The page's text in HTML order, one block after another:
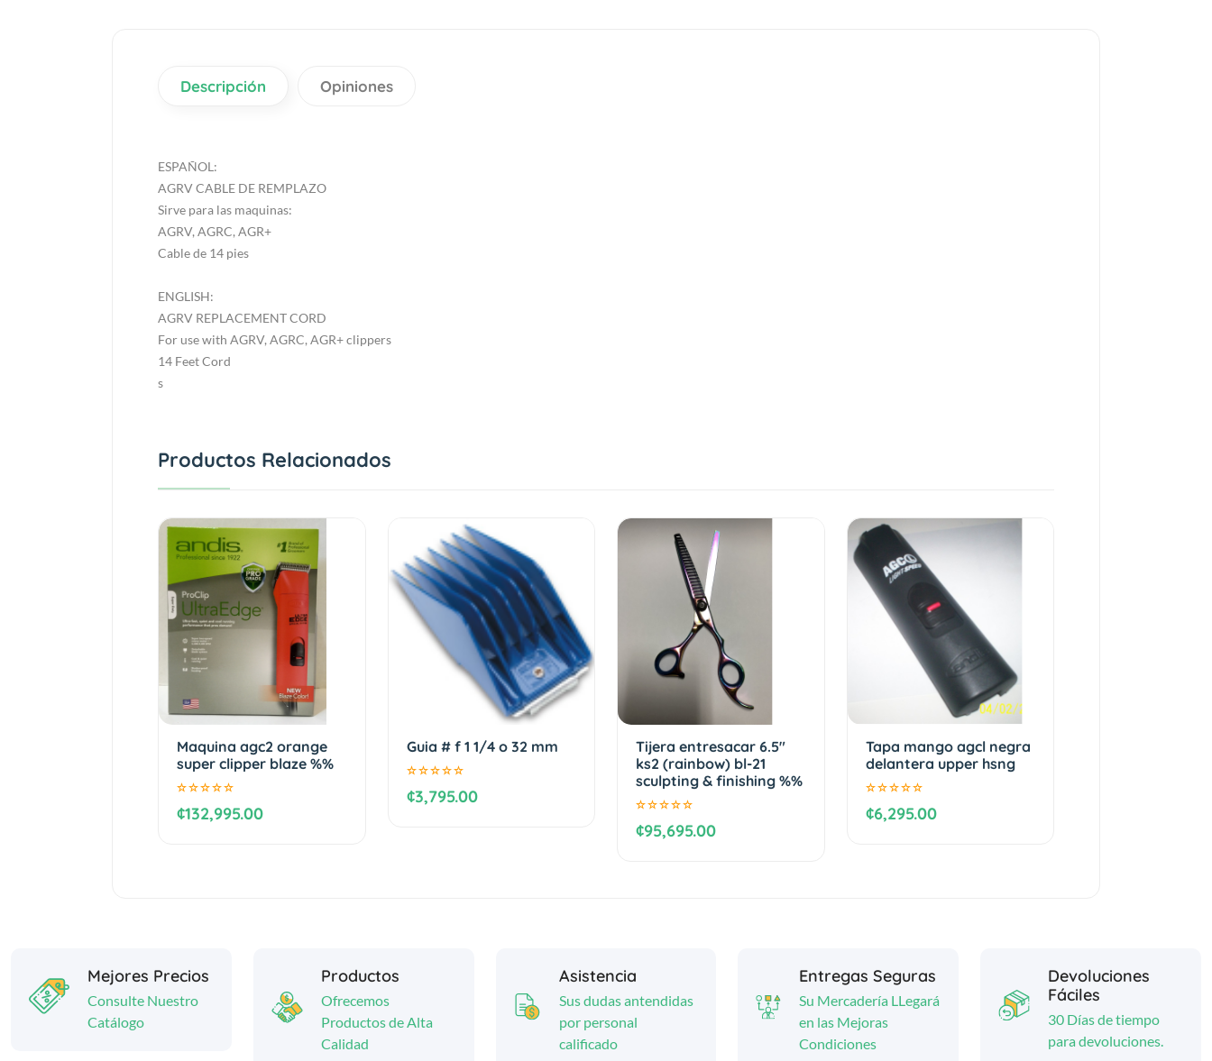
Descripción Opiniones
ESPAÑOL:
AGRV CABLE DE REMPLAZO
Sirve para las maquinas:
AGRV, AGRC, AGR+
Cable de 14 pies
ENGLISH:
AGRV REPLACEMENT CORD
For use with AGRV, AGRC, AGR+ clippers
14 Feet Cord
s
Productos Relacionados
Maquina agc2 orange
super clipper blaze %%
¢132,995.00
Guia # f 1 1/4 o 32 mm
¢3,795.00
Tijera entresacar 6.5"
ks2 (rainbow) bl-21
sculpting & finishing %%
¢95,695.00
Tapa mango agcl negra
delantera upper hsng
¢6,295.00
Mejores Precios
Consulte Nuestro
Catálogo
Productos
Ofrecemos
Productos de Alta
Calidad
Asistencia
Sus dudas antendidas
por personal
calificado
Entregas Seguras
Su Mercadería LLegará
en las Mejoras
Condiciones
Devoluciones
Fáciles
30 Días de tiempo
para devoluciones.